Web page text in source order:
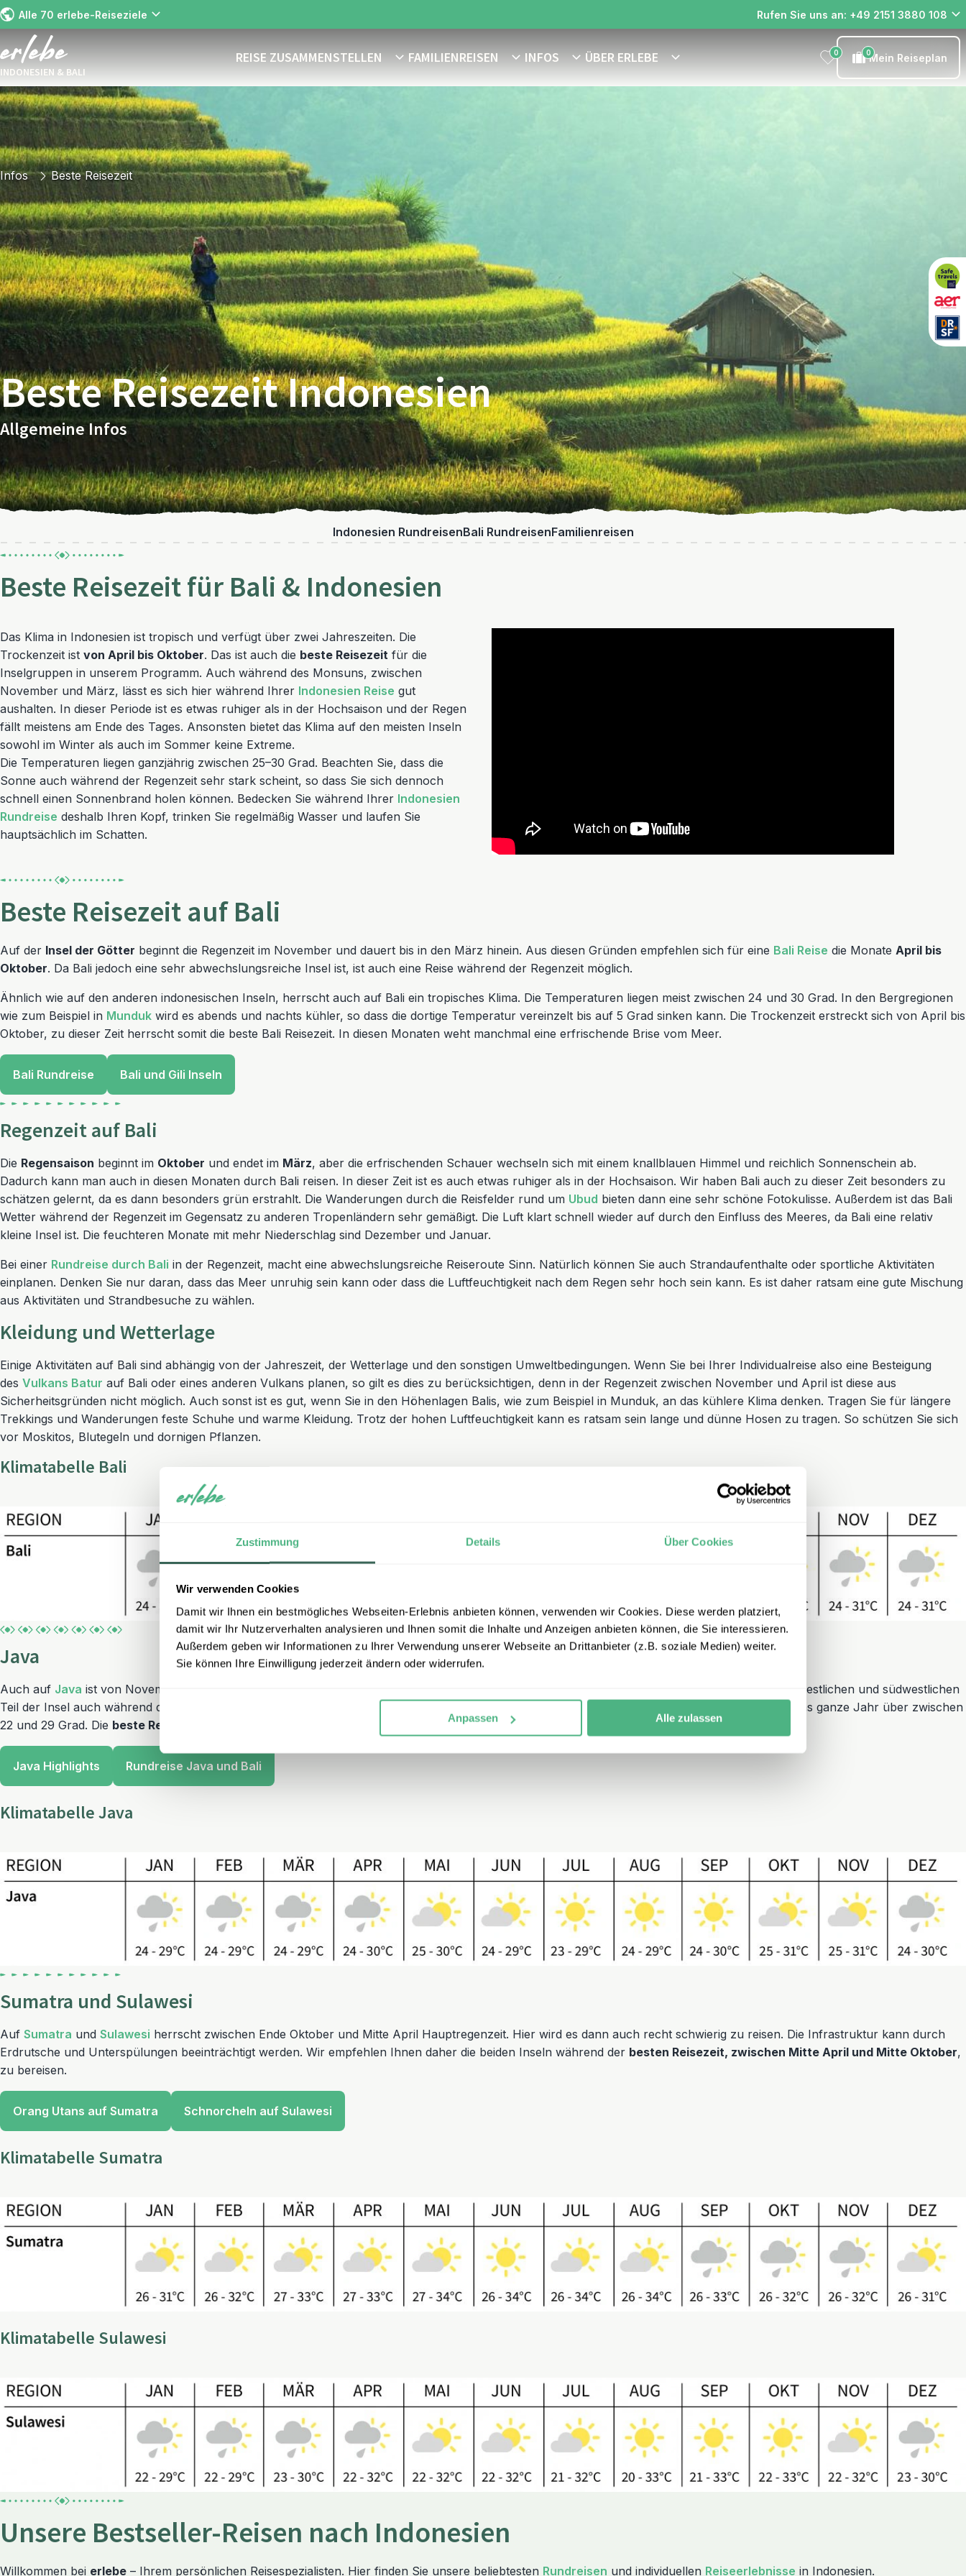
Zustimmung Details Über Cookies
Wir verwenden Cookies
Damit wir Ihnen ein bestmögliches Webseiten-Erlebnis anbieten können, verwenden wir Cookies. Diese werden platziert,
damit wir Ihr Nutzerverhalten analysieren und Ihnen somit die Inhalte und Anzeigen anbieten können, die Sie interessieren.
Außerdem geben wir Informationen zu Ihrer Verwendung unserer Webseite an Drittanbieter (z.B. soziale Medien) weiter.
Sie können Ihre Einwilligung jederzeit ändern oder widerrufen.
Anpassen Alle zulassen
Alle 70 erlebe-Reiseziele Rufen Sie uns an: +49 2151 3880 108
INDONESIEN & BALI
REISE ZUSAMMENSTELLEN FAMILIENREISEN INFOS ÜBER ERLEBE 0 0Mein Reiseplan
Infos Beste Reisezeit
Beste Reisezeit Indonesien
Allgemeine Infos
Indonesien RundreisenBali RundreisenFamilienreisen
Beste Reisezeit für Bali & Indonesien
Das Klima in Indonesien ist tropisch und verfügt über zwei Jahreszeiten. Die
Trockenzeit ist von April bis Oktober. Das ist auch die beste Reisezeit für die
Inselgruppen in unserem Programm. Auch während des Monsuns, zwischen
November und März, lässt es sich hier während Ihrer Indonesien Reise gut
aushalten. In dieser Periode ist es etwas ruhiger als in der Hochsaison und der Regen
fällt meistens am Ende des Tages. Ansonsten bietet das Klima auf den meisten Inseln
sowohl im Winter als auch im Sommer keine Extreme.
Die Temperaturen liegen ganzjährig zwischen 25–30 Grad. Beachten Sie, dass die
Sonne auch während der Regenzeit sehr stark scheint, so dass Sie sich dennoch
schnell einen Sonnenbrand holen können. Bedecken Sie während Ihrer Indonesien
Rundreise deshalb Ihren Kopf, trinken Sie regelmäßig Wasser und laufen Sie
hauptsächlich im Schatten.
Beste Reisezeit auf Bali
Auf der Insel der Götter beginnt die Regenzeit im November und dauert bis in den März hinein. Aus diesen Gründen empfehlen sich für eine Bali Reise die Monate April bis
Oktober. Da Bali jedoch eine sehr abwechslungsreiche Insel ist, ist auch eine Reise während der Regenzeit möglich.
Ähnlich wie auf den anderen indonesischen Inseln, herrscht auch auf Bali ein tropisches Klima. Die Temperaturen liegen meist zwischen 24 und 30 Grad. In den Bergregionen
wie zum Beispiel in Munduk wird es abends und nachts kühler, so dass die dortige Temperatur vereinzelt bis auf 5 Grad sinken kann. Die Trockenzeit erstreckt sich von April bis
Oktober, zu dieser Zeit herrscht somit die beste Bali Reisezeit. In diesen Monaten weht manchmal eine erfrischende Brise vom Meer.
Bali Rundreise Bali und Gili Inseln
Regenzeit auf Bali
Die Regensaison beginnt im Oktober und endet im März, aber die erfrischenden Schauer wechseln sich mit einem knallblauen Himmel und reichlich Sonnenschein ab.
Dadurch kann man auch in diesen Monaten durch Bali reisen. In dieser Zeit ist es auch etwas ruhiger als in der Hochsaison. Wir haben Bali auch zu dieser Zeit besonders zu
schätzen gelernt, da es dann besonders grün erstrahlt. Die Wanderungen durch die Reisfelder rund um Ubud bieten dann eine sehr schöne Fotokulisse. Außerdem ist das Bali
Wetter während der Regenzeit im Gegensatz zu anderen Tropenländern sehr gemäßigt. Die Luft klart schnell wieder auf durch den Einfluss des Meeres, da Bali eine relativ
kleine Insel ist. Die feuchteren Monate mit mehr Niederschlag sind Dezember und Januar.
Bei einer Rundreise durch Bali in der Regenzeit, macht eine abwechslungsreiche Reiseroute Sinn. Natürlich können Sie auch Strandaufenthalte oder sportliche Aktivitäten
einplanen. Denken Sie nur daran, dass das Meer unruhig sein kann oder dass die Luftfeuchtigkeit nach dem Regen sehr hoch sein kann. Es ist daher ratsam eine gute Mischung
aus Aktivitäten und Strandbesuche zu wählen.
Kleidung und Wetterlage
Einige Aktivitäten auf Bali sind abhängig von der Jahreszeit, der Wetterlage und den sonstigen Umweltbedingungen. Wenn Sie bei Ihrer Individualreise also eine Besteigung
des Vulkans Batur auf Bali oder eines anderen Vulkans planen, so gilt es dies zu berücksichtigen, denn in der Regenzeit zwischen November und April ist diese aus
Sicherheitsgründen nicht möglich. Auch sonst ist es gut, wenn Sie in den Höhenlagen Balis, wie zum Beispiel in Munduk, an das kühlere Klima denken. Tragen Sie für längere
Trekkings und Wanderungen feste Schuhe und warme Kleidung. Trotz der hohen Luftfeuchtigkeit kann es ratsam sein lange und dünne Hosen zu tragen. So schützen Sie sich
vor Moskitos, Blutegeln und dornigen Pflanzen.
Klimatabelle Bali
Java
Auch auf Java ist von November bis März Regenzeit und der Regen fällt hauptsächlich am Nachmittag. Auf Java ist die Besonderheit, dass es im westlichen und südwestlichen
Teil der Insel auch während der Trockenzeit regnen kann. Im Osten von Java fällt dagegen in der Trockenzeit kaum Regen. Die Temperatur liegt das ganze Jahr über zwischen
22 und 29 Grad. Die beste Reisezeit zwischen Mai und September
Java Highlights Rundreise Java und Bali
Klimatabelle Java
Sumatra und Sulawesi
Auf Sumatra und Sulawesi herrscht zwischen Ende Oktober und Mitte April Hauptregenzeit. Hier wird es dann auch recht schwierig zu reisen. Die Infrastruktur kann durch
Erdrutsche und Unterspülungen beeinträchtigt werden. Wir empfehlen Ihnen daher die beiden Inseln während der besten Reisezeit, zwischen Mitte April und Mitte Oktober,
zu bereisen.
Orang Utans auf Sumatra Schnorcheln auf Sulawesi
Klimatabelle Sumatra
Klimatabelle Sulawesi
Unsere Bestseller-Reisen nach Indonesien
Willkommen bei erlebe – Ihrem persönlichen Reisespezialisten. Hier finden Sie unsere beliebtesten Rundreisen und individuellen Reiseerlebnisse in Indonesien.